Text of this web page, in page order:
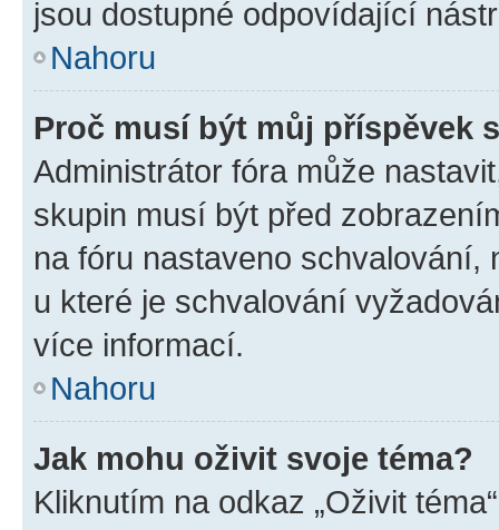
jsou dostupné odpovídající
Nahoru
Proč musí být můj příspěvek
Administrátor fóra může
skupin musí být před
na fóru nastaveno schvalování,
u které je schvalování
více informací.
Nahoru
Jak mohu oživit svoje téma?
Kliknutím na odkaz „Oživit